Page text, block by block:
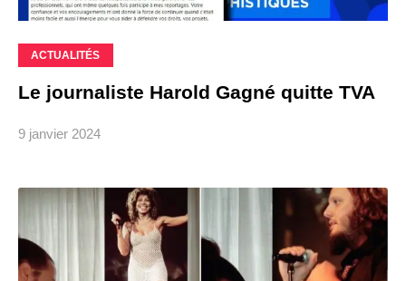
ACTUALITÉS
Le journaliste Harold Gagné quitte TVA
9 janvier 2024